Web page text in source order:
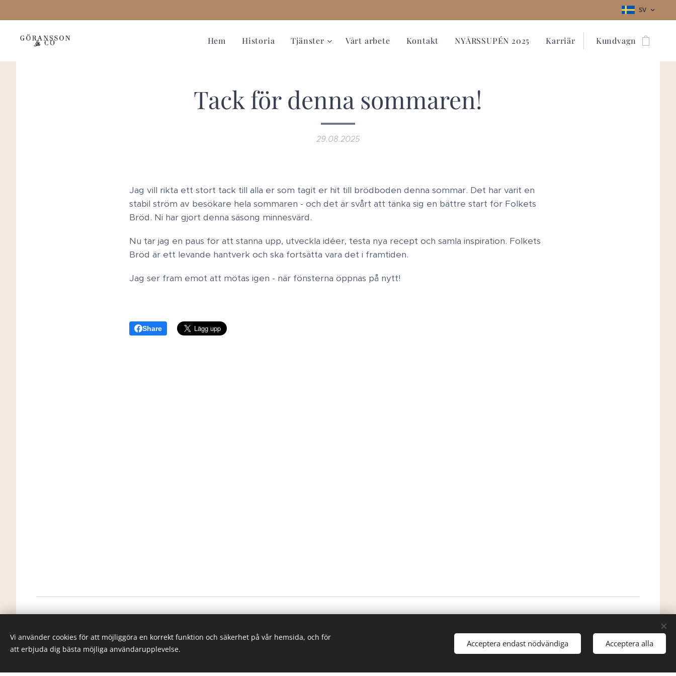
SV
Hem Historia Tjänster Vårt arbete Kontakt NYÅRSSUPÉN 2025 Karriär Kundvagn
Tack för denna sommaren!
29.08.2025
Jag vill rikta ett stort tack till alla er som tagit er hit till brödboden denna sommar. Det har varit en
stabil ström av besökare hela sommaren - och det är svårt att tänka sig en bättre start för Folkets
Bröd. Ni har gjort denna säsong minnesvärd.
Nu tar jag en paus för att stanna upp, utveckla idéer, testa nya recept och samla inspiration. Folkets
Bröd är ett levande hantverk och ska fortsätta vara det i framtiden.
Jag ser fram emot att mötas igen - när fönsterna öppnas på nytt!
Share
Stationsvägen 5, Simlångsdalen
Design & Hemsida av Göransson &Co©2025
Svenska
Vi använder cookies för att möjliggöra en korrekt funktion och säkerhet på vår hemsida, och för
att erbjuda dig bästa möjliga användarupplevelse.
Acceptera endast nödvändiga Acceptera alla